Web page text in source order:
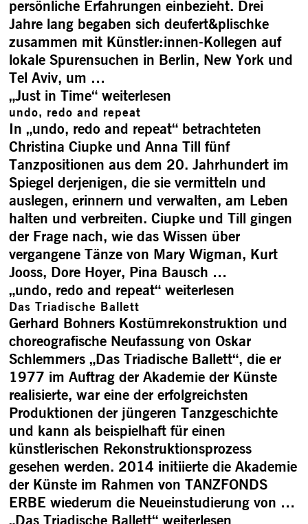
persönliche Erfahrungen einbezieht. Drei
Jahre lang begaben sich deufert&plischke
zusammen mit Künstler:innen-Kollegen auf
lokale Spurensuchen in Berlin, New York und
Tel Aviv, um …
„Just in Time“weiterlesen
undo, redo and repeat
In „undo, redo and repeat“ betrachteten
Christina Ciupke und Anna Till fünf
Tanzpositionen aus dem 20. Jahrhundert im
Spiegel derjenigen, die sie vermitteln und
auslegen, erinnern und verwalten, am Leben
halten und verbreiten. Ciupke und Till gingen
der Frage nach, wie das Wissen über
vergangene Tänze von Mary Wigman, Kurt
Jooss, Dore Hoyer, Pina Bausch …
„undo, redo and repeat“weiterlesen
Das Triadische Ballett
Gerhard Bohners Kostümrekonstruktion und
choreografische Neufassung von Oskar
Schlemmers „Das Triadische Ballett“, die er
1977 im Auftrag der Akademie der Künste
realisierte, war eine der erfolgreichsten
Produktionen der jüngeren Tanzgeschichte
und kann als beispielhaft für einen
künstlerischen Rekonstruktionsprozess
gesehen werden. 2014 initiierte die Akademie
der Künste im Rahmen von TANZFONDS
ERBE wiederum die Neueinstudierung von …
„Das Triadische Ballett“weiterlesen